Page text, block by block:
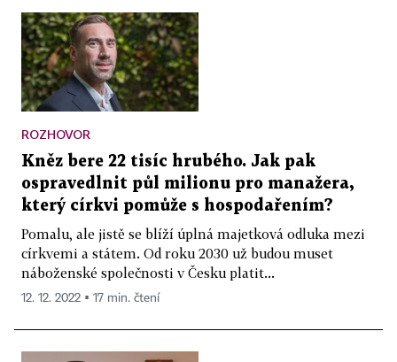
ROZHOVOR
Kněz bere 22 tisíc hrubého. Jak pak
ospravedlnit půl milionu pro manažera,
který církvi pomůže s hospodařením?
Pomalu, ale jistě se blíží úplná majetková odluka mezi
církvemi a státem. Od roku 2030 už budou muset
náboženské společnosti v Česku platit...
12. 12. 2022 ▪ 17 min. čtení